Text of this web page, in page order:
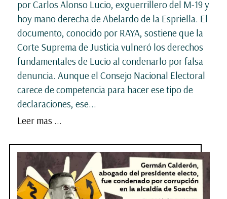
por Carlos Alonso Lucio, exguerrillero del M-19 y
hoy mano derecha de Abelardo de la Espriella. El
documento, conocido por RAYA, sostiene que la
Corte Suprema de Justicia vulneró los derechos
fundamentales de Lucio al condenarlo por falsa
denuncia. Aunque el Consejo Nacional Electoral
carece de competencia para hacer ese tipo de
declaraciones, ese...
Leer mas ...